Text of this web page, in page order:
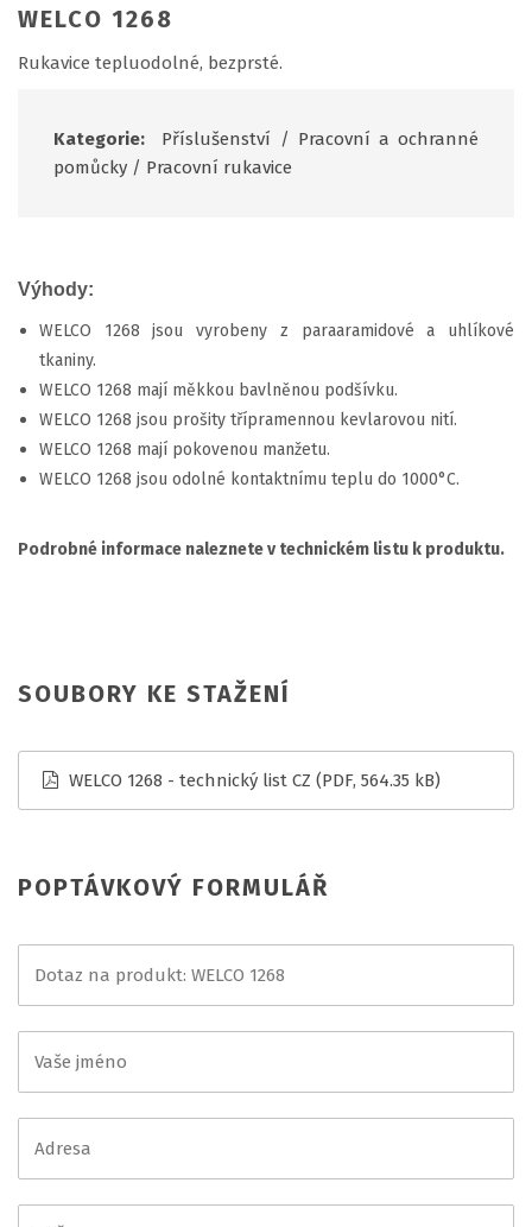
WELCO 1268
Rukavice tepluodolné, bezprsté.
Kategorie: Příslušenství / Pracovní a ochranné
pomůcky / Pracovní rukavice
Výhody:
WELCO 1268 jsou vyrobeny z paraaramidové a uhlíkové
tkaniny.
WELCO 1268 mají měkkou bavlněnou podšívku.
WELCO 1268 jsou prošity třípramennou kevlarovou nití.
WELCO 1268 mají pokovenou manžetu.
WELCO 1268 jsou odolné kontaktnímu teplu do 1000°C.
Podrobné informace naleznete v technickém listu k produktu.
SOUBORY KE STAŽENÍ
WELCO 1268 - technický list CZ (PDF, 564.35 kB)
POPTÁVKOVÝ FORMULÁŘ